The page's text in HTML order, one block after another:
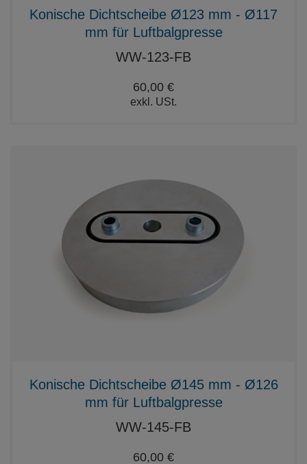
Konische Dichtscheibe Ø123 mm - Ø117
mm für Luftbalgpresse
WW-123-FB
60,00 €
exkl. USt.
Konische Dichtscheibe Ø145 mm - Ø126
mm für Luftbalgpresse
WW-145-FB
60,00 €